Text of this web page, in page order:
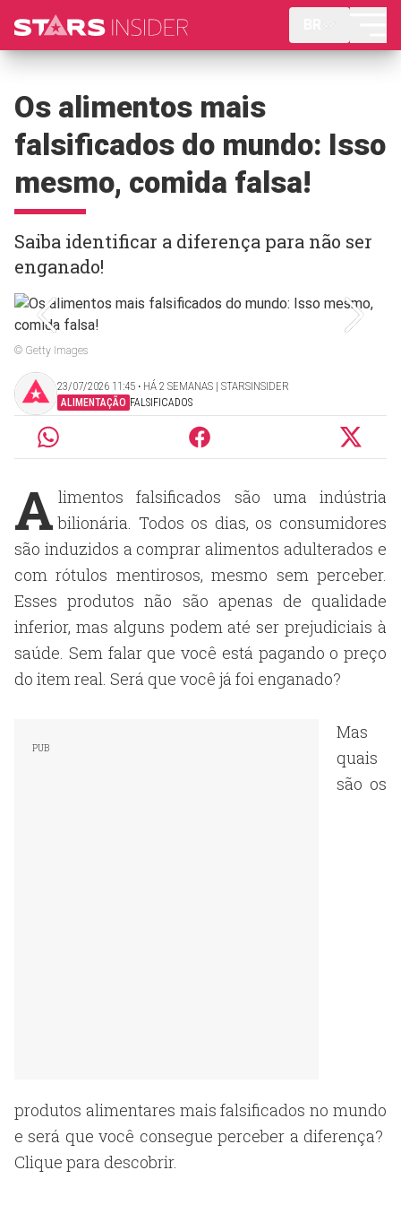
Os alimentos mais
falsificados do mundo: Isso
mesmo, comida falsa!
Saiba identificar a diferença para não ser
enganado!
© Getty Images
23/07/2026 11:45 ‧ HÁ 2 SEMANAS | STARSINSIDER
ALIMENTAÇÃO FALSIFICADOS
A limentos falsificados são uma indústria
bilionária. Todos os dias, os consumidores
são induzidos a comprar alimentos adulterados e
com rótulos mentirosos, mesmo sem perceber.
Esses produtos não são apenas de qualidade
inferior, mas alguns podem até ser prejudiciais à
saúde. Sem falar que você está pagando o preço
do item real. Será que você já foi enganado?
Mas
quais
são os
produtos alimentares mais falsificados no mundo
e será que você consegue perceber a diferença?
Clique para descobrir.